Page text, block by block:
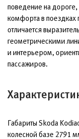
поведение на
комфорта в поездках
отличается
геометрическими
и интерьером,
пассажиров.
Габариты Skoda
колесной базе 2791